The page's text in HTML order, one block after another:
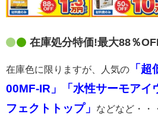
在庫処分特価!最大88％
在庫色に限りますが、人気の
「
00MF-IR」「水性サーモアイ
フェクトトップ」
などなど・・